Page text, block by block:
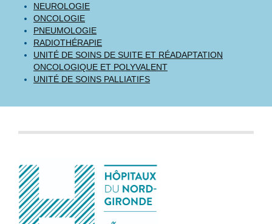
NEUROLOGIE
ONCOLOGIE
PNEUMOLOGIE
RADIOTHÉRAPIE
UNITÉ DE SOINS DE SUITE ET RÉADAPTATION
ONCOLOGIQUE ET POLYVALENT
UNITÉ DE SOINS PALLIATIFS